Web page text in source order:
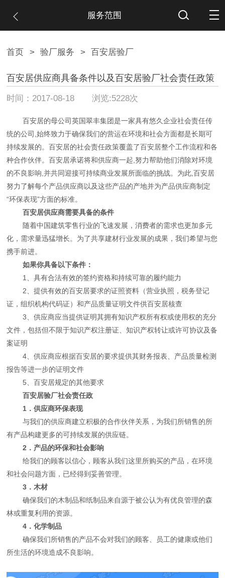
服务范围
首页 > 验厂服务 > 百安居验厂
百安居供应商具备条件以及百安居验厂社会责任政策
时间：2017-08-18 浏览:5228次
百安居的母公司英国翠丰集团是一家具有悠久企业社会责任传
统的公司,始终致力于确保我们的营运在环境和社会方面都是长期可
持续发展的。百安居的社会责任政策覆盖了百安居整个工作流程和各
种合作伙伴。百安居承诺将和供应商一起,努力帮助他们消除对环境
的不良影响,并共同迎接可持续商业发展所面临的挑战。为此,百安居
努力了解每个产品供应商以及这些产品的产地并为产品供应商制定
“环保表现”方面的标准。
百安居供应商需要具备的条件
随着中国建筑零售行业的飞速发展，消费者的需求也更加多元
化，需求量迅猛增长。为了共享建材行业发展的成果，我们希望与您
携手前进。
如果你具备以下条件：
1、具有合法有效的签约资格和持续可靠的履约能力
2、提供有效的百安居要求的证照资料（营业执照，税务登记
证，组织机构代码证）和产品质量证明文件供百安居核查
3、供应商应当提供证明其拥有知识产权所有权或使用权的充分
文件，包括但不限于知识产权注册证、知识产权转让或许可协议及备
案证明
4、供应商应根据百安居的要求提供其财务报表、产品质量检测
报告等进一步的证明文件
5、百安居规定的其他要求
百安居验厂社会责任政
1．供应商环保表现
与我们的供应商建立积极的合作伙伴关系，为我们所销售的所
有产品构建更多的可持续发展的供应链。
2．产品的环保和社会影响
给我们的顾客以信心，顾客从我们这里所购买的产品，在环境
和社会问题方面，已经得到妥善管理。
3．木材
确保我们的木制品和纸制品来自源于被公认为有优良管理的森
林或重复利用的资源。
4．化学制品
确保我们所销售的产品不会对我们的顾客、员工的健康或他们
所生活的环境造成不良影响。